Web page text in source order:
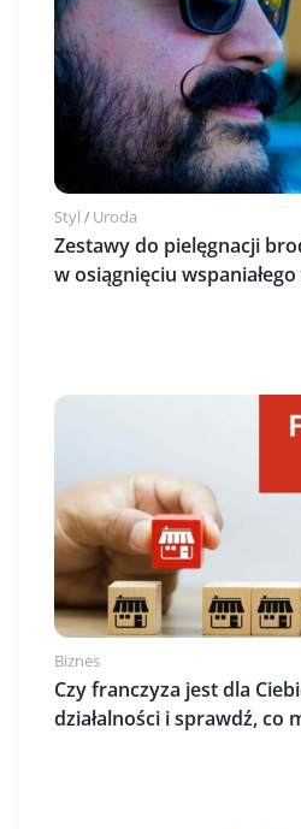
Styl / Uroda
Zestawy do pielęgnacji
w osiągnięciu
Biznes
Czy franczyza jest dla
działalności i sprawdź, co